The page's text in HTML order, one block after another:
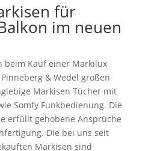
für
im neuen
beim Kauf einer Markilux
& Wedel großen
Markisen Tücher mit
Somfy Funkbedienung. Die
erfüllt gehobene Ansprüche
Die bei uns seit
Markisen sind